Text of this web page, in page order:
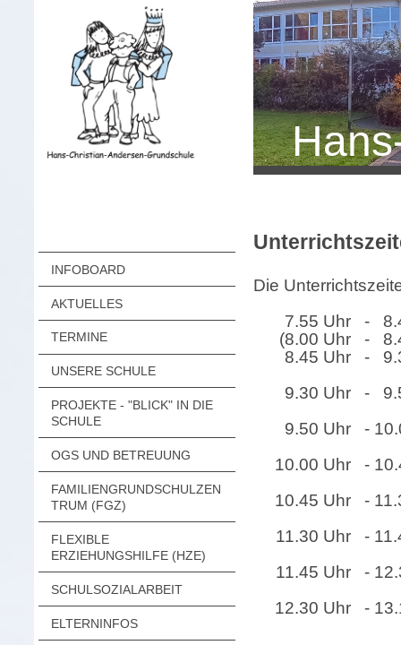
INFOBOARD
AKTUELLES
TERMINE
UNSERE SCHULE
PROJEKTE - "BLICK" IN DIE
SCHULE
OGS UND BETREUUNG
FAMILIENGRUNDSCHULZEN
TRUM (FGZ)
FLEXIBLE
ERZIEHUNGSHILFE (HZE)
SCHULSOZIALARBEIT
ELTERNINFOS
Die
7.55 Uhr
(8.00 Uhr
-
-
8.45 Uhr
-
9.30 Uhr
-
9.50 Uhr
-
10.00 Uhr
-
10.45 Uhr
-
11.30 Uhr
-
11.45 Uhr
-
12.30 Uhr
-